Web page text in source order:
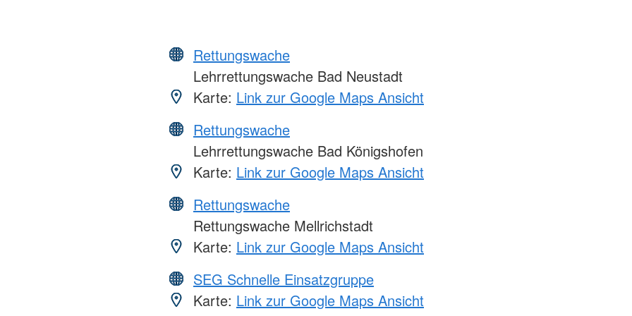
Rettungswache
Lehrrettungswache Bad Neustadt
Karte: Link zur Google Maps Ansicht
Rettungswache
Lehrrettungswache Bad Königshofen
Karte: Link zur Google Maps Ansicht
Rettungswache
Rettungswache Mellrichstadt
Karte: Link zur Google Maps Ansicht
SEG Schnelle Einsatzgruppe
Karte: Link zur Google Maps Ansicht